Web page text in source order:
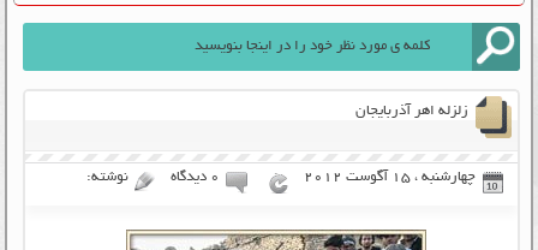
زلزله اهر آذربایجان
چهارشنبه ، 15 آگوست 2012 ۰ دیدگاه نوشته: